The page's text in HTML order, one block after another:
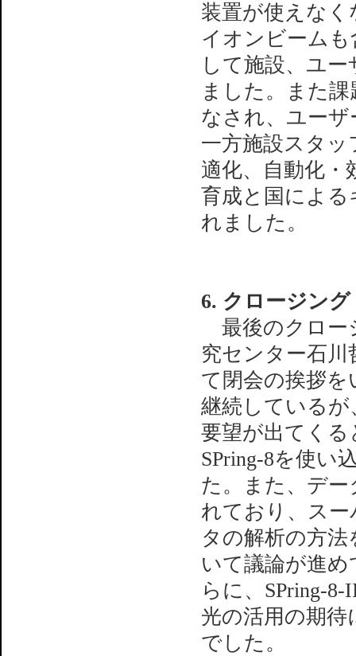
装置が使えな
イオンビーム
して施設、ユ
ました。また
なされ、ユー
一方施設スタ
適化、自動化・
育成と国によ
れました。
6. クロージング
最後のクロー
究センター石
て閉会の挨拶
継続しているが
要望が出てく
SPring-8を使い
た。また、デ
れており、ス
タの解析の方
いて議論が進
らに、SPring-
光の活用の期
でした。